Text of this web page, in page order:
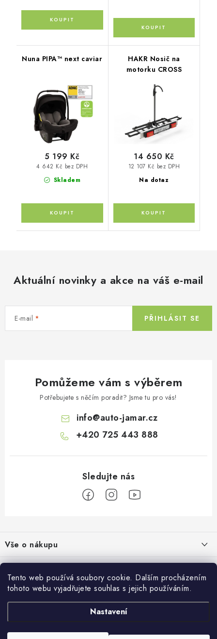
Tento web používá soubory cookie. Dalším procházením
tohoto webu vyjadřujete souhlas s jejich používáním.
Nastavení
Nuna PIPA™ next caviar
Skladem
4 642 Kč bez DPH
5 199 Kč
HAKR Nosič na
motorku CROSS
Na dotaz
12 107 Kč bez DPH
14 650 Kč
Aktuální novinky a akce na váš e-mail
E-mail PŘIHLÁSIT SE
Pomůžeme vám s výběrem
Potřebujete s něčím poradit? Jsme tu pro vás!
info@auto-jamar.cz
+420 725 443 888
p
a
Vše o nákupu
Doprava a platba
Vrácení a výměna
Reklamace
Obchodní podmínky
O nás
Prodejna
Přijímáme online platby